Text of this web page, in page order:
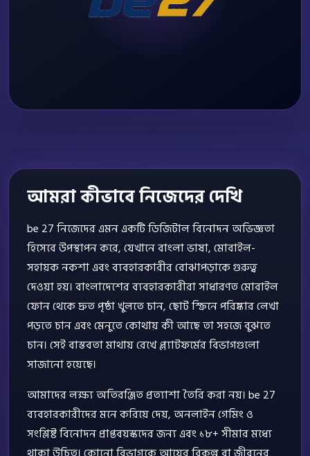
আমরা কীভাবে নিজেদের দেখি
be 27 নিজেদের এমন একটি ডিজিটাল বিনোদন অভিজ্ঞতা
হিসেবে উপস্থাপন করে, যেখানে বাংলা ভাষা, মোবাইল-
সহায়ক নকশা এবং ব্যবহারকারীর বোঝাপড়াকে গুরুত্ব
দেওয়া হয়। বাংলাদেশের ব্যবহারকারীরা সাধারণত মোবাইল
ফোন থেকে দ্রুত পৃষ্ঠা খুলতে চান, ছোট স্ক্রিনে পরিষ্কার লেখা
পড়তে চান এবং মেনুতে কোথায় কী আছে তা সহজে বুঝতে
চান। সেই বাস্তবতা মাথায় রেখে প্ল্যাটফর্মের বিভাগগুলো
সাজানো হয়েছে।
আমাদের লক্ষ্য অতিরঞ্জিত প্রত্যাশা তৈরি করা নয়। be 27
ব্যবহারকারীদের মনে করিয়ে দেয়, অনলাইন গেমিং ও
সংশ্লিষ্ট বিনোদন প্রাপ্তবয়স্কদের জন্য এবং ১৮+ সীমার মধ্যে